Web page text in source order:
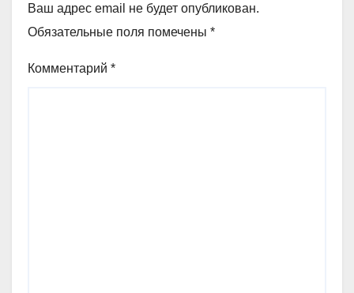
Ваш адрес email не будет опубликован.
Обязательные поля помечены *
Комментарий *